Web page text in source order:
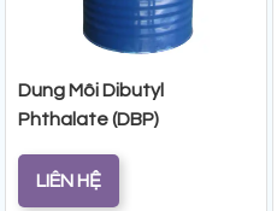
Dung Môi Dibutyl
Phthalate (DBP)
LIÊN HỆ